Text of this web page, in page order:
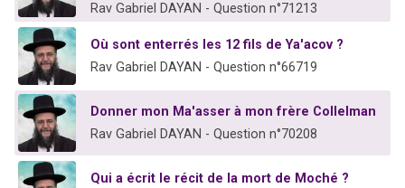
Rav Gabriel DAYAN - Question n°71213
Où sont enterrés les 12 fils de Ya'acov ?
Rav Gabriel DAYAN - Question n°66719
Donner mon Ma'asser à mon frère Collelman
Rav Gabriel DAYAN - Question n°70208
Qui a écrit le récit de la mort de Moché ?